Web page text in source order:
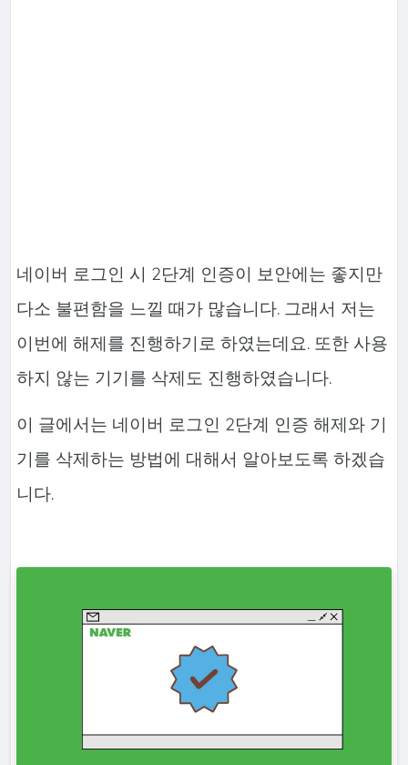
네이버 로그인 시 2단계 인증이 보안에는 좋지만
다소 불편함을 느낄 때가 많습니다. 그래서 저는
이번에 해제를 진행하기로 하였는데요. 또한 사용
하지 않는 기기를 삭제도 진행하였습니다.
이 글에서는 네이버 로그인 2단계 인증 해제와 기
기를 삭제하는 방법에 대해서 알아보도록 하겠습
니다.